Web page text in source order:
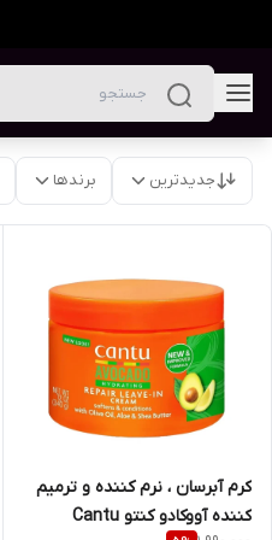
جدیدترین برندها
کرم آبرسان ، نرم کننده و ترمیم
کننده آووکادو کنتو Cantu